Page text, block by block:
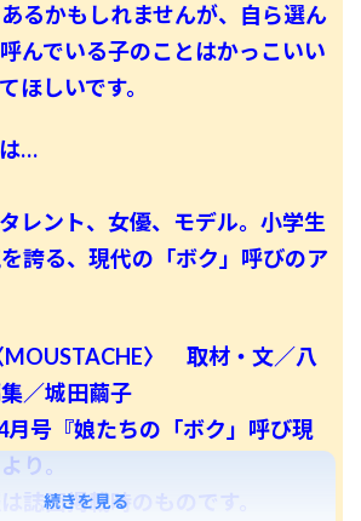
るかもしれませんが、自ら選ん
んでいる子のことはかっこいい
ほしいです。
…
レント、女優、モデル。小学生
誇る、現代の「ボク」呼びのア
MOUSTACHE〉 取材・文／八
／城田繭子
月号『娘たちの「ボク」呼び現
り。
誌面掲載時のものです。
続きを見る